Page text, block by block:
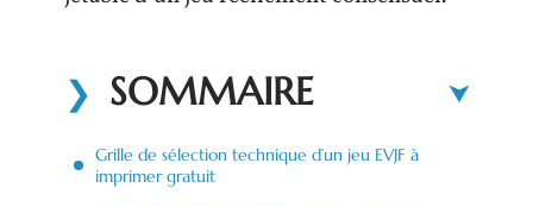
SOMMAIRE
Grille de sélection technique d’un jeu EVJF à
imprimer gratuit